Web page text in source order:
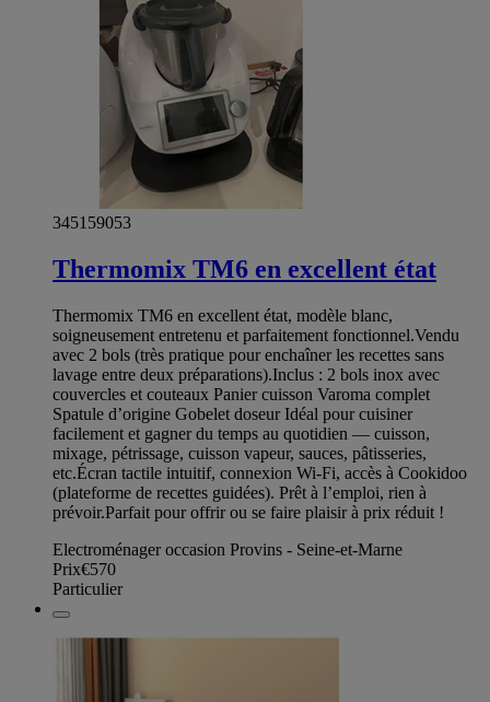
345159053
Thermomix TM6 en excellent état
Thermomix TM6 en excellent état, modèle blanc,
soigneusement entretenu et parfaitement fonctionnel.Vendu
avec 2 bols (très pratique pour enchaîner les recettes sans
lavage entre deux préparations).Inclus : 2 bols inox avec
couvercles et couteaux Panier cuisson Varoma complet
Spatule d’origine Gobelet doseur Idéal pour cuisiner
facilement et gagner du temps au quotidien — cuisson,
mixage, pétrissage, cuisson vapeur, sauces, pâtisseries,
etc.Écran tactile intuitif, connexion Wi-Fi, accès à Cookidoo
(plateforme de recettes guidées). Prêt à l’emploi, rien à
prévoir.Parfait pour offrir ou se faire plaisir à prix réduit !
Electroménager occasion Provins - Seine-et-Marne
Prix€570
Particulier